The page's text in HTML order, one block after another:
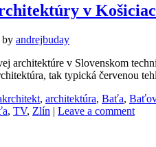
v
by andrejbuday
architektúre v Slovenskom
tak typická červenou
, architektúra, Baťa,
, TV, Zlín | Leave a comment